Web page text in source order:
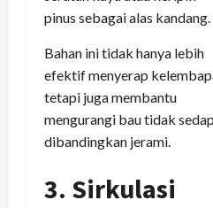
pinus sebagai alas kandang.
Bahan ini tidak hanya lebih
efektif menyerap
tetapi juga membantu
mengurangi bau tidak sedap
dibandingkan jerami.
3. Sirkulasi